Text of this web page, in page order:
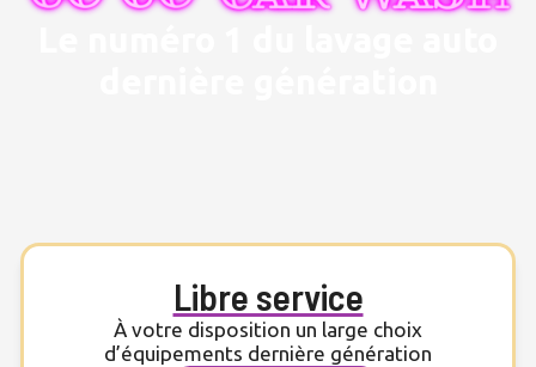
Libre service
À votre disposition un large choix
d’équipements dernière génération